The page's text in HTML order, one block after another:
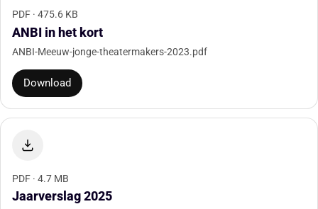
PDF · 475.6 KB
ANBI in het kort
ANBI-Meeuw-jonge-theatermakers-2023.pdf
Download
PDF · 4.7 MB
Jaarverslag 2025